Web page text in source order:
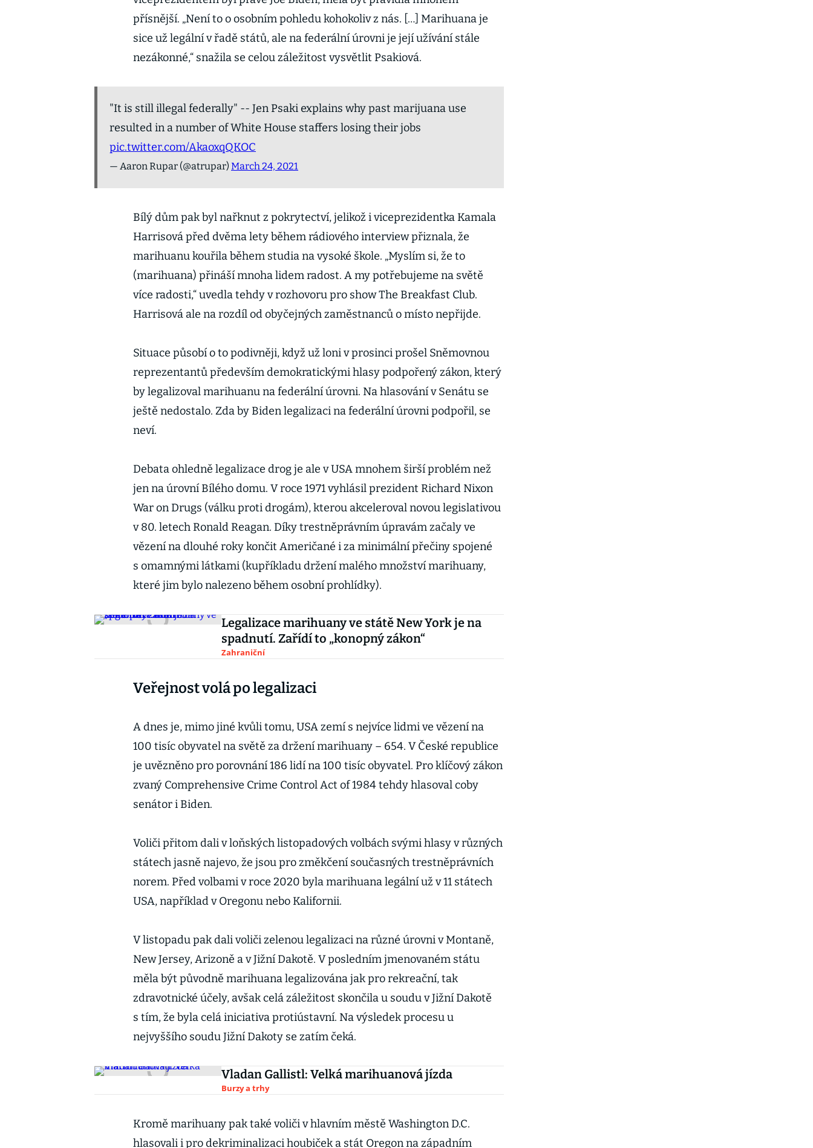
přísnější. „Není to o osobním pohledu kohokoliv z nás. […] Marihuana je
sice už legální v řadě států, ale na federální úrovni je její užívání stále
nezákonné,“ snažila se celou záležitost vysvětlit Psakiová.
"It is still illegal federally" -- Jen Psaki explains why past marijuana use
resulted in a number of White House staffers losing their jobs
pic.twitter.com/AkaoxqQKOC
— Aaron Rupar (@atrupar) March 24, 2021
Bílý dům pak byl nařknut z pokrytectví, jelikož i viceprezidentka Kamala
Harrisová před dvěma lety během rádiového interview přiznala, že
marihuanu kouřila během studia na vysoké škole. „Myslím si, že to
(marihuana) přináší mnoha lidem radost. A my potřebujeme na světě
více radosti,“ uvedla tehdy v rozhovoru pro show The Breakfast Club.
Harrisová ale na rozdíl od obyčejných zaměstnanců o místo nepřijde.
Situace působí o to podivněji, když už loni v prosinci prošel Sněmovnou
reprezentantů především demokratickými hlasy podpořený zákon, který
by legalizoval marihuanu na federální úrovni. Na hlasování v Senátu se
ještě nedostalo. Zda by Biden legalizaci na federální úrovni podpořil, se
neví.
Debata ohledně legalizace drog je ale v USA mnohem širší problém než
jen na úrovní Bílého domu. V roce 1971 vyhlásil prezident Richard Nixon
War on Drugs (válku proti drogám), kterou akceleroval novou legislativou
v 80. letech Ronald Reagan. Díky trestněprávním úpravám začaly ve
vězení na dlouhé roky končit Američané i za minimální přečiny spojené
s omamnými látkami (kupříkladu držení malého množství marihuany,
které jim bylo nalezeno během osobní prohlídky).
Legalizace marihuany ve státě New York je na
spadnutí. Zařídí to „konopný zákon“
Zahraniční
Veřejnost volá po legalizaci
A dnes je, mimo jiné kvůli tomu, USA zemí s nejvíce lidmi ve vězení na
100 tisíc obyvatel na světě za držení marihuany – 654. V České republice
je uvězněno pro porovnání 186 lidí na 100 tisíc obyvatel. Pro klíčový zákon
zvaný Comprehensive Crime Control Act of 1984 tehdy hlasoval coby
senátor i Biden.
Voliči přitom dali v loňských listopadových volbách svými hlasy v různých
státech jasně najevo, že jsou pro změkčení současných trestněprávních
norem. Před volbami v roce 2020 byla marihuana legální už v 11 státech
USA, například v Oregonu nebo Kalifornii.
V listopadu pak dali voliči zelenou legalizaci na různé úrovni v Montaně,
New Jersey, Arizoně a v Jižní Dakotě. V posledním jmenovaném státu
měla být původně marihuana legalizována jak pro rekreační, tak
zdravotnické účely, avšak celá záležitost skončila u soudu v Jižní Dakotě
s tím, že byla celá iniciativa protiústavní. Na výsledek procesu u
nejvyššího soudu Jižní Dakoty se zatím čeká.
Vladan Gallistl: Velká marihuanová jízda
Burzy a trhy
Kromě marihuany pak také voliči v hlavním městě Washington D.C.
hlasovali i pro dekriminalizaci houbiček a stát Oregon na západním